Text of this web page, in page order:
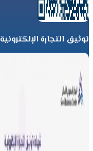
توثيق التجارة الإلكترونية